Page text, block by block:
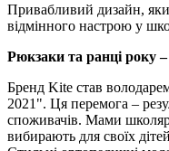
Привабливий дизайн,
відмінного настрою у
Рюкзаки та ранці року
Бренд Kite став
2021". Ця перемога –
споживачів. Мами
вибирають для своїх